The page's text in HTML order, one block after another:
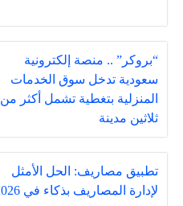
“بروكر” .. منصة إلكترونية
سعودية تدخل سوق الخدمات
المنزلية بتغطية تشمل أكثر من
ثلاثين مدينة
تطبيق مصاريف: الحل الأمثل
لإدارة المصاريف بذكاء في 2026